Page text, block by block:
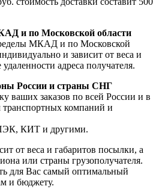
и по Московской области
МКАД и по Московской
и зависит от веса и
адреса получателя.
России и страны СНГ
ваших заказов по всей России и в
компаний и
КИТ и другими.
от веса и габаритов посылки, а
или страны грузополучателя.
для Вас самый оптимальный
и бюджету.